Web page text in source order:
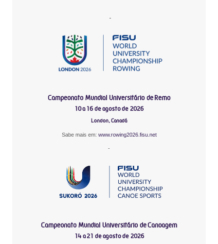
-
Campeonato Mundial Universitário de Remo
10 a 16 de agosto de 2026
London, Canadá
Sabe mais em: www.rowing2026.fisu.net
-
Campeonato Mundial Universitário de Canoagem
14 a 21 de agosto de 2026